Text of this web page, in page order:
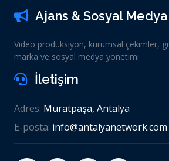
Ajans & Sosyal Medya
Video prodüksiyon, kurumsal çekimler,
marka ve sosyal medya yönetimi
İletişim
Adres: Muratpaşa, Antalya
E-posta: info@antalyanetwork.com